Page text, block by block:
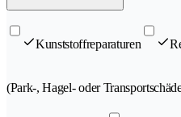
Kunststoffreparaturen
(Park-, Hagel- oder